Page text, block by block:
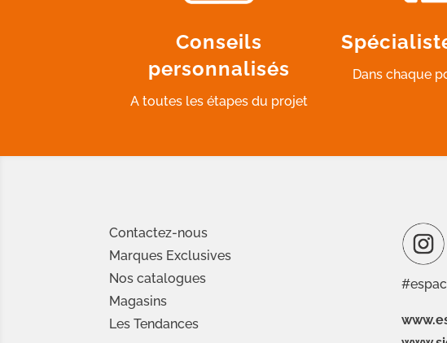
Conseils
personnalisés
A toutes les étapes du projet
Dans chaque
Contactez-nous
Marques Exclusives
Nos catalogues
Magasins
Les Tendances